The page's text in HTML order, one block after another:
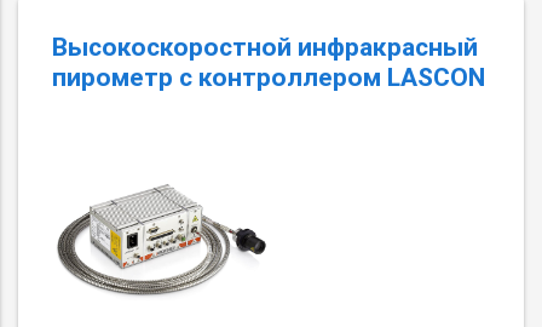
Высокоскоростной инфракрасный
пирометр с контроллером LASCON